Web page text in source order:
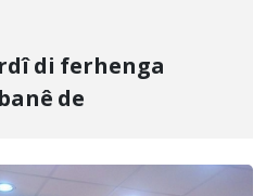
di ferhenga
de